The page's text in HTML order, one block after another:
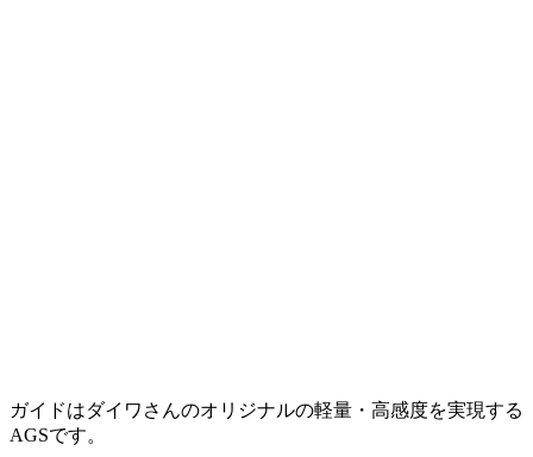
ガイドはダイワさんのオリジナルの軽量・高感度を実現する
AGSです。